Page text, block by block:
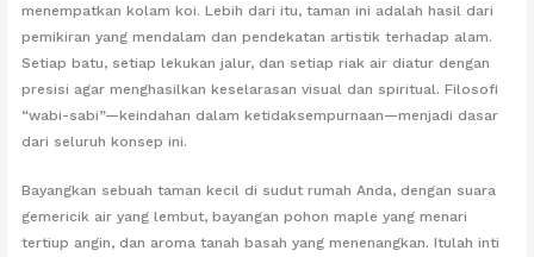
menempatkan kolam koi. Lebih dari itu, taman ini adalah hasil dari
pemikiran yang mendalam dan pendekatan artistik terhadap alam.
Setiap batu, setiap lekukan jalur, dan setiap riak air diatur dengan
presisi agar menghasilkan keselarasan visual dan spiritual. Filosofi
“wabi-sabi”—keindahan dalam ketidaksempurnaan—menjadi dasar
dari seluruh konsep ini.
Bayangkan sebuah taman kecil di sudut rumah Anda, dengan suara
gemericik air yang lembut, bayangan pohon maple yang menari
tertiup angin, dan aroma tanah basah yang menenangkan. Itulah inti